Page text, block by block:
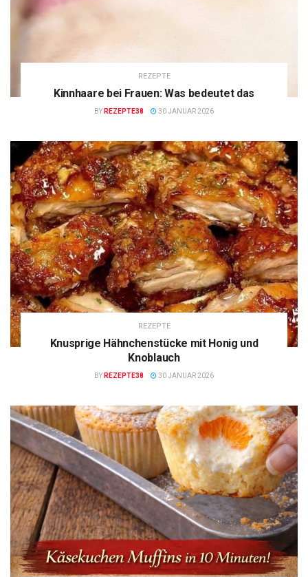
REZEPTE
Kinnhaare bei Frauen: Was bedeutet das
BY REZEPTE38 30 JANUAR 2026
REZEPTE
Knusprige Hähnchenstücke mit Honig und
Knoblauch
BY REZEPTE38 30 JANUAR 2026